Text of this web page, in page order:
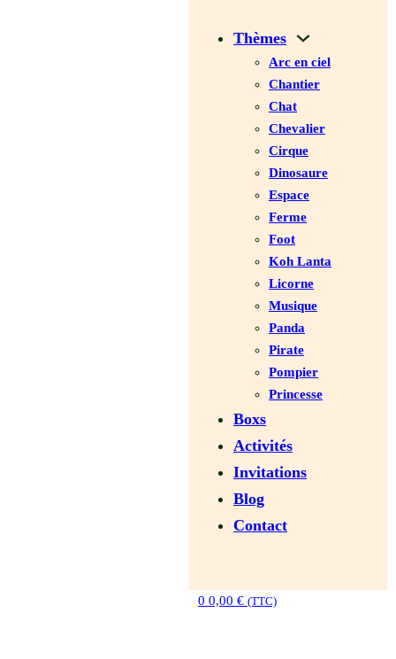
Thèmes
Arc en ciel
Chantier
Chat
Chevalier
Cirque
Dinosaure
Espace
Ferme
Foot
Koh Lanta
Licorne
Musique
Panda
Pirate
Pompier
Princesse
Boxs
Activités
Invitations
Blog
Contact
0 0,00 € (TTC)